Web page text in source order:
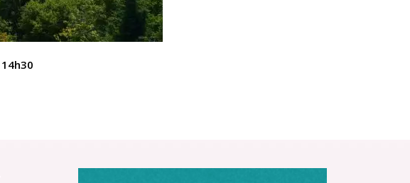
14h30